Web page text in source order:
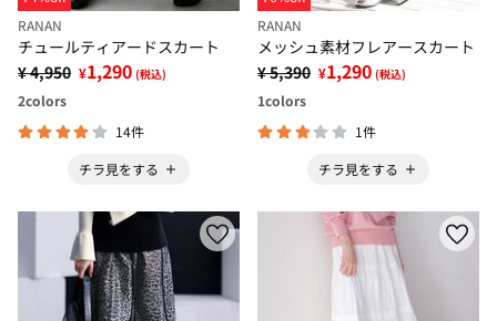
RANAN
チュールティアードスカート
¥ 4,950 ¥1,290 (税込)
2colors
14件
チラ見をする
RANAN
メッシュ素材フレアースカート
¥ 5,390 ¥1,290 (税込)
1colors
1件
チラ見をする